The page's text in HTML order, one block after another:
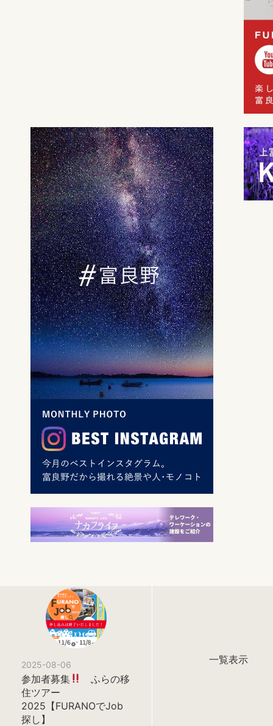
2025-08-06
参加者募集
ふらの移
住ツアー
2025【FURANOでJob
探し】
一覧表示